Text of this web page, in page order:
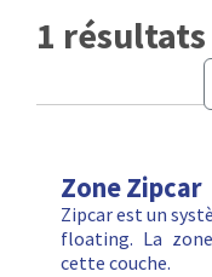
1 résultats
Zone Zipcar
Zipcar est un
floating. La
cette couche.